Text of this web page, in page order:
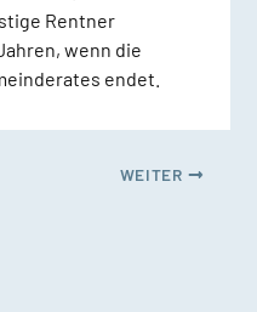
Rentner
wenn die
endet.
WEITER